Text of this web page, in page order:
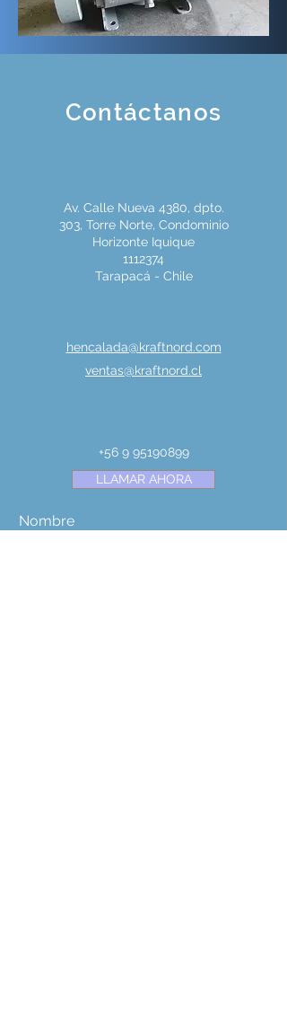
Contáctanos
Av. Calle Nueva 4380, dpto.
303, Torre Norte, Condominio
Horizonte Iquique
1112374
Tarapacá - Chile
hencalada@kraftnord.com
ventas@kraftnord.cl
+56 9 95190899
Nombre
LLAMAR AHORA